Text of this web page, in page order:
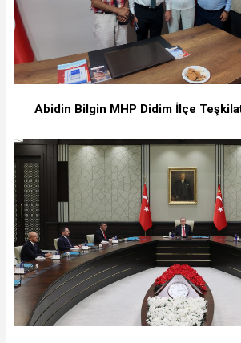
Abidin Bilgin MHP Didim İlçe